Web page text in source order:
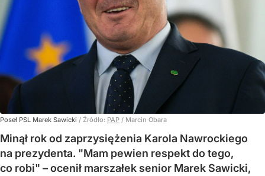
Poseł PSL Marek Sawicki / Źródło: PAP / Marcin Obara
Minął rok od zaprzysiężenia Karola Nawrockiego
na prezydenta. "Mam pewien respekt do tego,
co robi" – ocenił marszałek senior Marek Sawicki,